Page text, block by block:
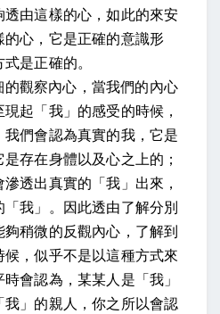
由這樣的心，如此的來安
心，它是正確的意識形
是正確的。
觀察內心，當我們的內心
起「我」的感受的時候，
們會認為真實的我，它是
存在身體以及心之上的；
透出真實的「我」出來，
我」。因此透由了解分別
稍微的反觀內心，了解到
，似乎不是以這種方式來
會認為，某某人是「我」
」的親人，你之所以會認